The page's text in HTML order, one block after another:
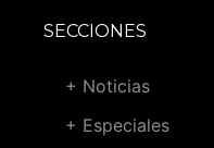
SECCIONES
+ Noticias
+ Especiales